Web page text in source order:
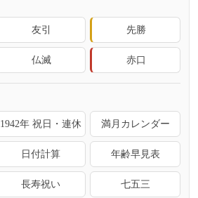
友引 先勝
仏滅 赤口
1942年 祝日・連休 満月カレンダー
日付計算 年齢早見表
長寿祝い 七五三